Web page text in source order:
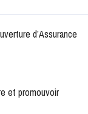
d’Assurance
et promouvoir